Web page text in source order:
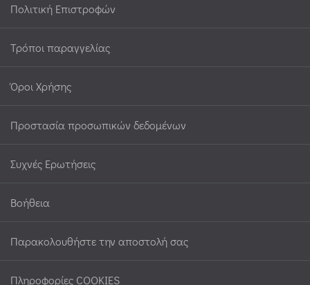
Πολιτική Επιστροφών
Τρόποι παραγγελίας
Όροι Χρήσης
Προστασία προσωπικών δεδομένων
Συχνές Ερωτήσεις
Βοήθεια
Παρακολουθήστε την αποστολή σας
Πληροφορίες COOKIES